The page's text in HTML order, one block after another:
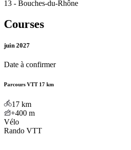
13 - Bouches-du-Rhône
Courses
juin 2027
Date à confirmer
Parcours VTT 17 km
17 km
+400 m
Vélo
Rando VTT